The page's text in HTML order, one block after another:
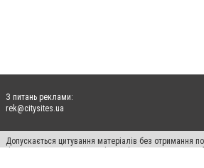
З питань реклами:
rek@citysites.ua
Допускається цитування матеріалів без отримання
гіперпосилання на цитовані статті не нижче